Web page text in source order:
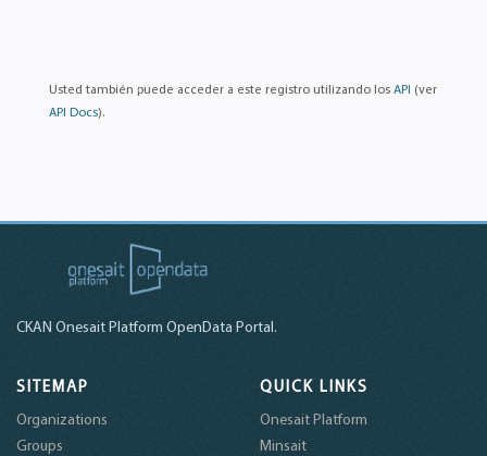
Usted también puede acceder a este registro utilizando los API (ver
API Docs).
CKAN Onesait Platform OpenData Portal.
SITEMAP
Organizations
Groups
QUICK LINKS
Onesait Platform
Minsait